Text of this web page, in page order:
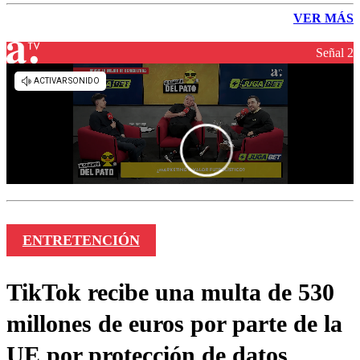
VER MÁS
Señal 2
ENTRETENCIÓN
TikTok recibe una multa de 530
millones de euros por parte de la